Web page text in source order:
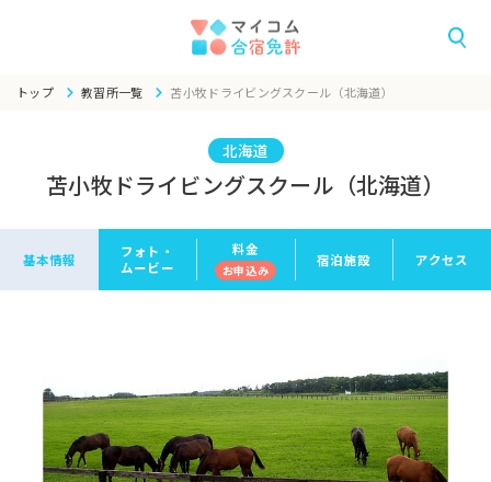
トップ 教習所一覧 苫小牧ドライビングスクール（北海道）
北海道
苫小牧ドライビングスクール（北海道）
基本情報
フォト・
ムービー
料金
お申込み
宿泊施設 アクセス